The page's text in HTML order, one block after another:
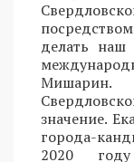
делать
Мишарин.
значение.
города-
2020